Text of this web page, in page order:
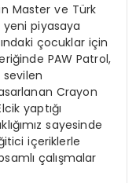
Master ve Türk
piyasaya
çocuklar için
PAW Patrol,
sevilen
Crayon
yaptığı
sayesinde
içeriklerle
çalışmalar